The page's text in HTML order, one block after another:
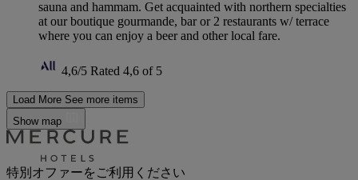
sauna and hammam. Get acquainted with northern specialties
at our boutique gourmande, bar or 2 restaurants w/ terrace
where you can enjoy a beer and other local fare.
4,6/5 Rated 4,6 of 5
Load More See more items
Show map
特別オファーをご利用ください